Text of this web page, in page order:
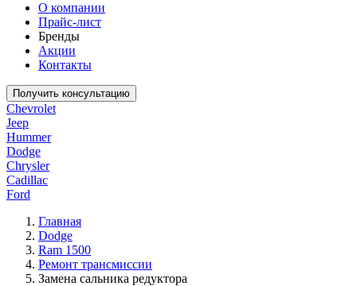
О компании
Прайс-лист
Бренды
Акции
Контакты
Получить консультацию
Chevrolet
Jeep
Hummer
Dodge
Chrysler
Cadillac
Ford
Главная
Dodge
Ram 1500
Ремонт трансмиссии
Замена сальника редуктора